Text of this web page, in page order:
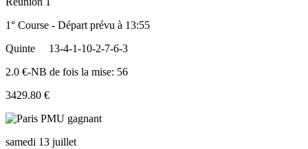
1° Course - Départ prévu à 13:55
Quinte
13-4-1-10-2-7-6-3
2.0 €-NB de fois la mise: 56
3429.80 €
samedi 13 juillet